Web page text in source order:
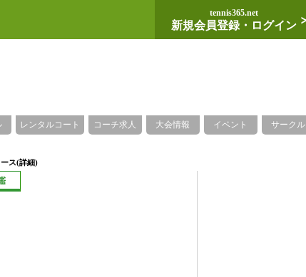
tennis365.net
新規会員登録・ログイン
レンタルコート コーチ求人 大会情報 イベント サークル
ス(詳細)